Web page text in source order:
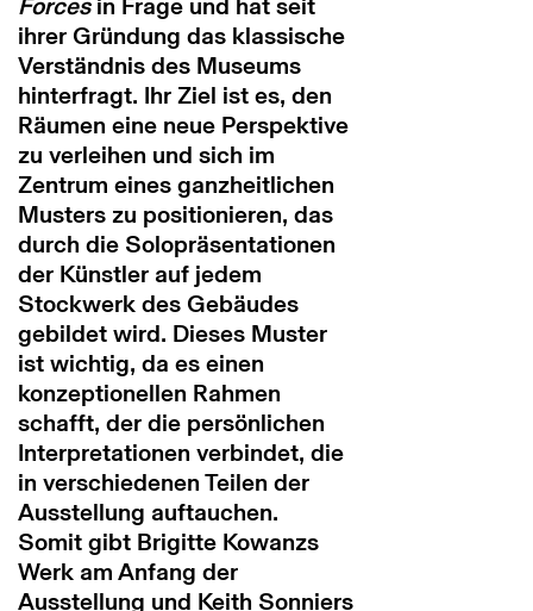
Forcesin Frage und hat seit
ihrer Gründung das klassische
Verständnis des Museums
hinterfragt. Ihr Ziel ist es, den
Räumen eine neue Perspektive
zu verleihen und sich im
Zentrum eines ganzheitlichen
Musters zu positionieren, das
durch die Solopräsentationen
der Künstler auf jedem
Stockwerk des Gebäudes
gebildet wird. Dieses Muster
ist wichtig, da es einen
konzeptionellen Rahmen
schafft, der die persönlichen
Interpretationen verbindet, die
in verschiedenen Teilen der
Ausstellung auftauchen.
Somit gibt Brigitte Kowanzs
Werk am Anfang der
Ausstellung und Keith Sonniers